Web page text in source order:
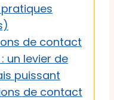
de contact
un levier de
puissant
de contact